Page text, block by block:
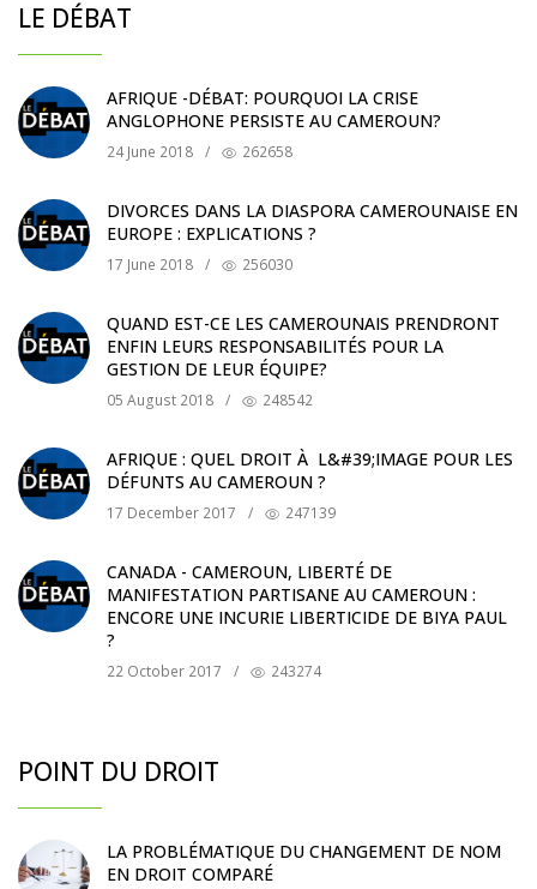
LE DÉBAT
AFRIQUE -DÉBAT: POURQUOI LA CRISE
ANGLOPHONE PERSISTE AU CAMEROUN?
24 June 2018 / 262658
DIVORCES DANS LA DIASPORA CAMEROUNAISE EN
EUROPE : EXPLICATIONS ?
17 June 2018 / 256030
QUAND EST-CE LES CAMEROUNAIS PRENDRONT
ENFIN LEURS RESPONSABILITÉS POUR LA
GESTION DE LEUR ÉQUIPE?
05 August 2018 / 248542
AFRIQUE : QUEL DROIT À L&#39;IMAGE POUR LES
DÉFUNTS AU CAMEROUN ?
17 December 2017 / 247139
CANADA - CAMEROUN, LIBERTÉ DE
MANIFESTATION PARTISANE AU CAMEROUN :
ENCORE UNE INCURIE LIBERTICIDE DE BIYA PAUL
?
22 October 2017 / 243274
POINT DU DROIT
LA PROBLÉMATIQUE DU CHANGEMENT DE NOM
EN DROIT COMPARÉ